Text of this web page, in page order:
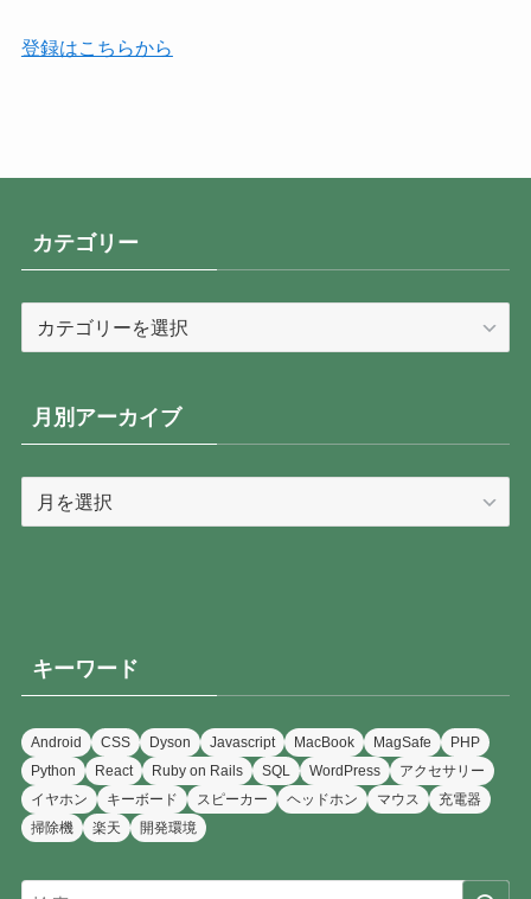
登録はこちらから
カテゴリー
リ
ー
月別アーカイブ
ブキーワード
Android CSS Dyson Javascript MacBook MagSafe
PHP
Python
React Ruby on Rails SQL WordPress
アクセサリー
イヤホン
キーボード スピーカー ヘッドホン マウス
充電器
掃除機
楽天 開発環境